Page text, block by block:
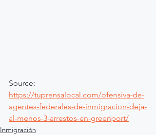
Source:
https://tuprensalocal.com/ofensiva-de-
agentes-federales-de-inmigracion-deja-
al-menos-3-arrestos-en-greenport/
Inmigración